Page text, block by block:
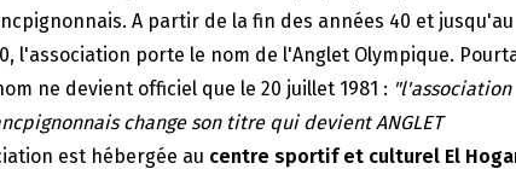
A partir de la fin des années 40 et jusqu'au
l'association porte le nom de l'Anglet Olympique.
ne devient officiel que le 20 juillet 1981 : "l'association
change son titre qui devient ANGLET
est hébergée au centre sportif et culturel El